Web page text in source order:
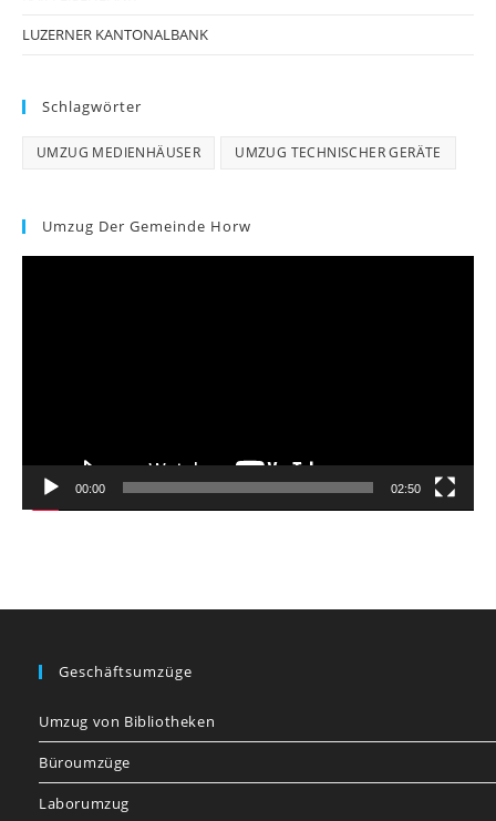
LUZERNER KANTONALBANK
Schlagwörter
UMZUG MEDIENHÄUSER UMZUG TECHNISCHER GERÄTE
Umzug Der Gemeinde Horw
00:00 02:50
Geschäftsumzüge
Umzug von Bibliotheken
Büroumzüge
Laborumzug